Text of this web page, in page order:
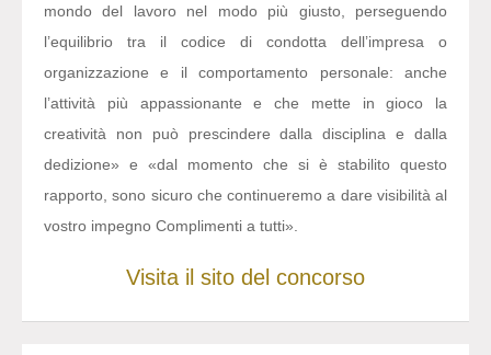
mondo del lavoro nel modo più giusto, perseguendo
l’equilibrio tra il codice di condotta dell’impresa o
organizzazione e il comportamento personale: anche
l’attività più appassionante e che mette in gioco la
creatività non può prescindere dalla disciplina e dalla
dedizione» e «dal momento che si è stabilito questo
rapporto, sono sicuro che continueremo a dare visibilità al
vostro impegno Complimenti a tutti».
Visita il sito del concorso